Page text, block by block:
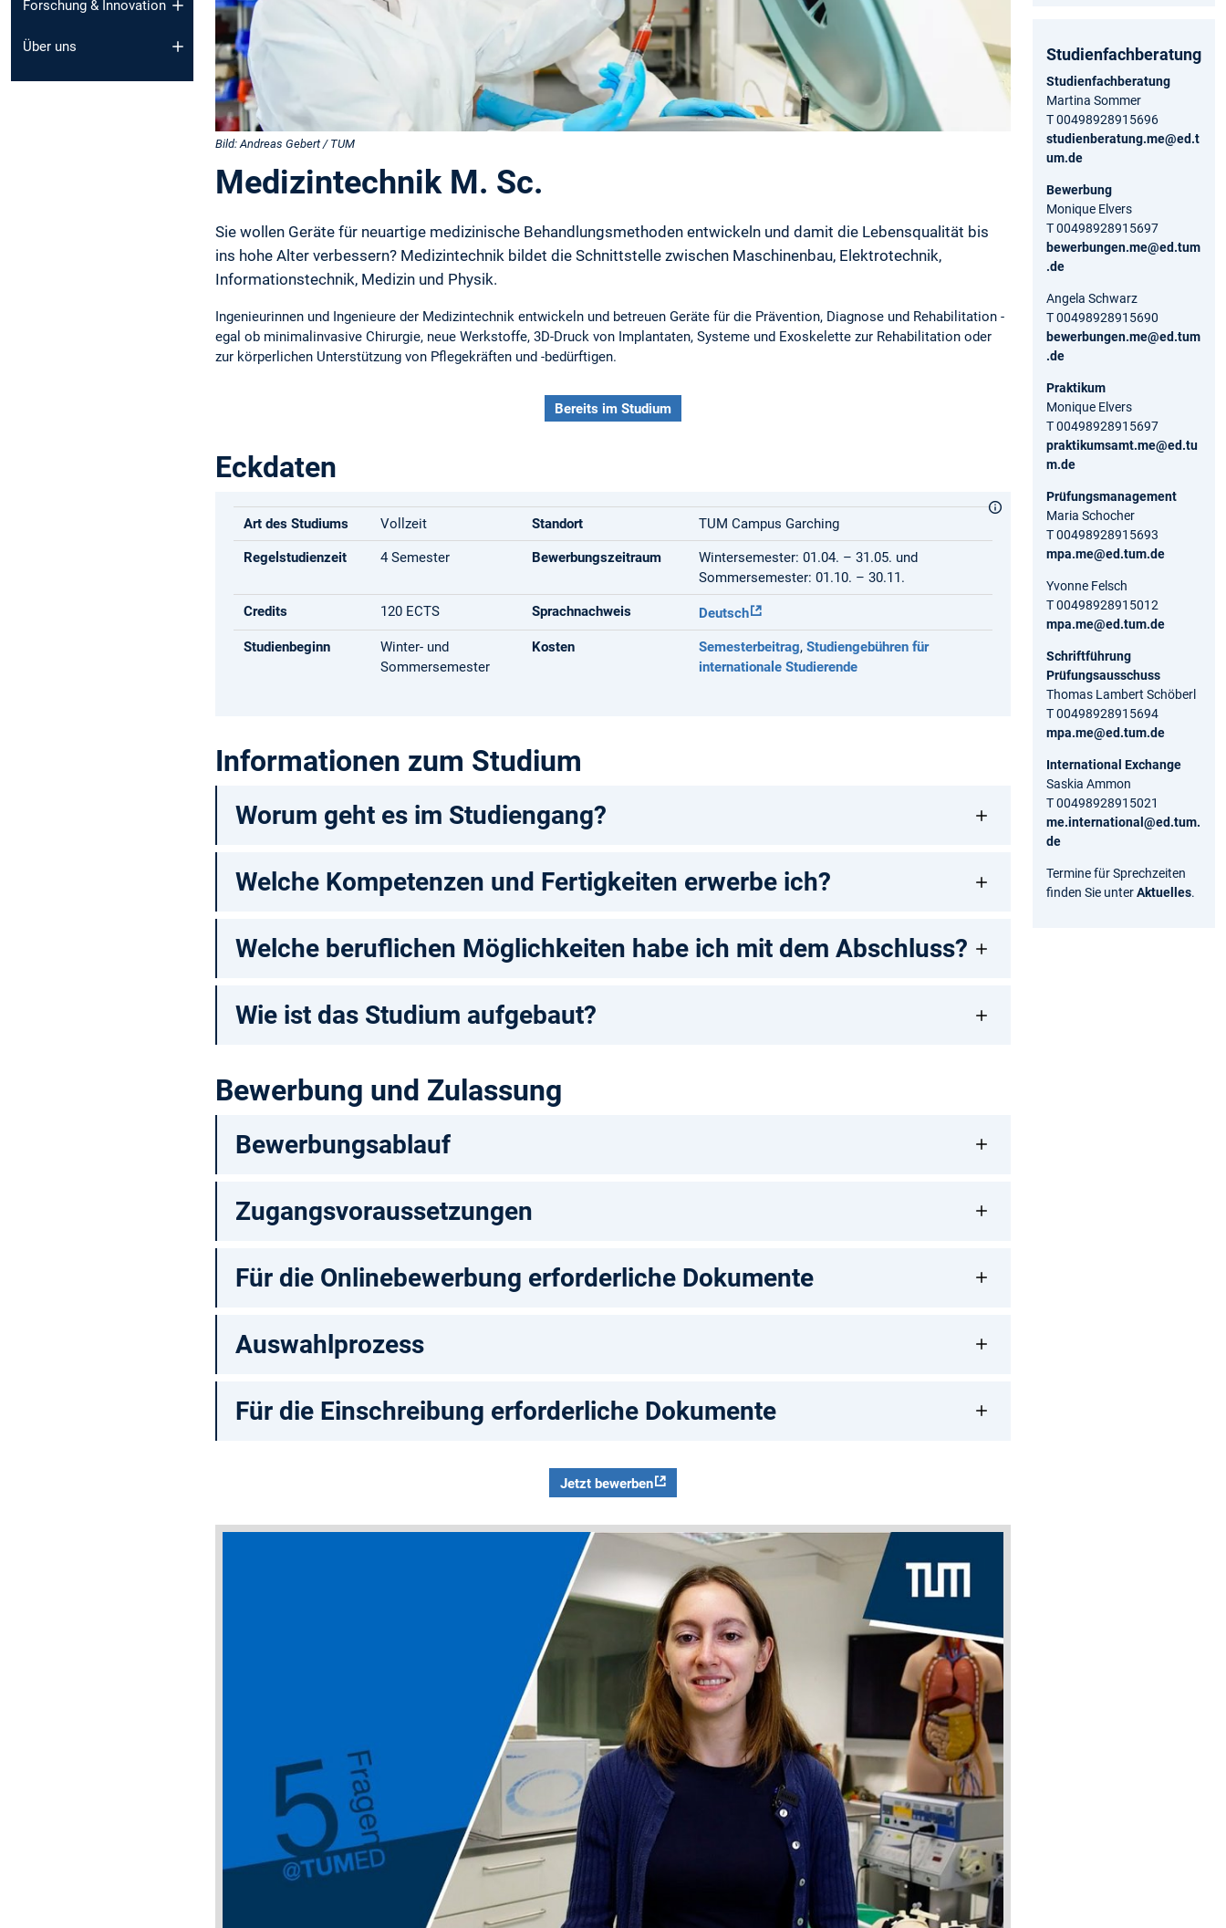
Forschung & Innovation
Über uns
Bild: Andreas Gebert / TUM
Medizintechnik M. Sc.
Sie wollen Geräte für neuartige medizinische Behandlungsmethoden entwickeln und damit die Lebensqualität bis
ins hohe Alter verbessern? Medizintechnik bildet die Schnittstelle zwischen Maschinenbau, Elektrotechnik,
Informationstechnik, Medizin und Physik.
Ingenieurinnen und Ingenieure der Medizintechnik entwickeln und betreuen Geräte für die Prävention, Diagnose und Rehabilitation -
egal ob minimalinvasive Chirurgie, neue Werkstoffe, 3D-Druck von Implantaten, Systeme und Exoskelette zur Rehabilitation oder
zur körperlichen Unterstützung von Pflegekräften und -bedürftigen.
Bereits im Studium
Eckdaten
Art des Studiums Vollzeit Standort TUM Campus Garching
Regelstudienzeit 4 Semester Bewerbungszeitraum
Wintersemester: 01.04. – 31.05. und
Sommersemester: 01.10. – 30.11.
Credits 120 ECTS Sprachnachweis Deutsch
Studienbeginn
Winter- und
Sommersemester
Kosten Semesterbeitrag,Studiengebühren für
internationale Studierende
Informationen zum Studium
Worum geht es im Studiengang?
Welche Kompetenzen und Fertigkeiten erwerbe ich?
Welche beruflichen Möglichkeiten habe ich mit dem Abschluss?
Wie ist das Studium aufgebaut?
Bewerbung und Zulassung
Bewerbungsablauf
Zugangsvoraussetzungen
Für die Onlinebewerbung erforderliche Dokumente
Auswahlprozess
Für die Einschreibung erforderliche Dokumente
Jetzt bewerben
Studienfachberatung
Studienfachberatung
Martina Sommer
T 00498928915696
studienberatung.me@ed.t
um.de
Bewerbung
Monique Elvers
T 00498928915697
bewerbungen.me@ed.tum
.de
Angela Schwarz
T 00498928915690
bewerbungen.me@ed.tum
.de
Praktikum
Monique Elvers
T 00498928915697
praktikumsamt.me@ed.tu
m.de
Prüfungsmanagement
Maria Schocher
T 00498928915693
mpa.me@ed.tum.de
Yvonne Felsch
T 00498928915012
mpa.me@ed.tum.de
Schriftführung
Prüfungsausschuss
Thomas Lambert Schöberl
T 00498928915694
mpa.me@ed.tum.de
International Exchange
Saskia Ammon
T 00498928915021
me.international@ed.tum.
de
Termine für Sprechzeiten
finden Sie unterAktuelles.